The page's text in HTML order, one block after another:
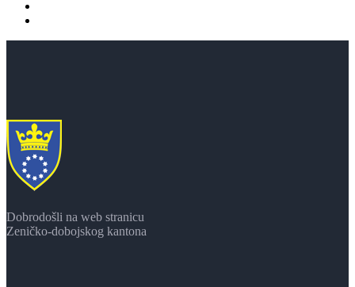
Dobrodošli na web stranicu
Zeničko-dobojskog kantona